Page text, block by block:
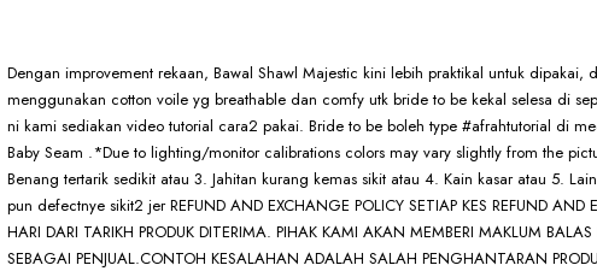
Dengan improvement rekaan, Bawal Shawl Majestic kini lebih praktikal untuk
menggunakan cotton voile yg breathable dan comfy utk bride to be kekal selesa di
ni kami sediakan video tutorial cara2 pakai. Bride to be boleh type #afrahtutorial di
Baby Seam .*Due to lighting/monitor calibrations colors may vary slightly from the
Benang tertarik sedikit atau 3. Jahitan kurang kemas sikit atau 4. Kain kasar atau 5.
pun defectnye sikit2 jer REFUND AND EXCHANGE POLICY SETIAP KES REFUND
HARI DARI TARIKH PRODUK DITERIMA. PIHAK KAMI AKAN MEMBERI MAKLUM
SEBAGAI PENJUAL.CONTOH KESALAHAN ADALAH SALAH PENGHANTARAN